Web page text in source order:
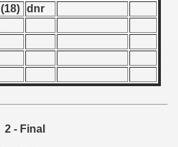
(18) dnr
2 - Final